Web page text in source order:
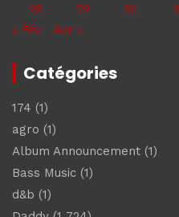
28
29 30
« Fév
Avr »
Catégories
174 (1)
agro (1)
Album Announcement (1)
Bass Music (1)
d&b (1)